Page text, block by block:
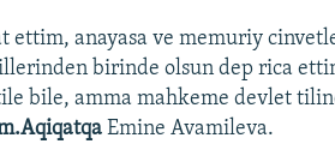
ettim, anayasa ve memuriy
birinde olsun dep rica
bile, amma mahkeme devlet
Emine Avamileva.